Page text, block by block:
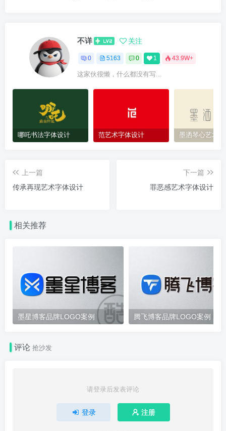
不详 关注
0 5163 0 1 43.9W+
这家伙很懒，什么都没有写...
哪吒书法字体设计 范艺术字体设计 墨洒琴心艺术
上一篇
传承再现艺术字体设计
下一篇
罪恶感艺术字体设计
相关推荐
墨星博客品牌LOGO案例 腾飞博客品牌LOGO案例
评论抢沙发
请登录后发表评论
登录 注册